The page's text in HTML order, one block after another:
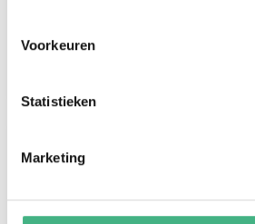
Voorkeuren
Statistieken
Marketing